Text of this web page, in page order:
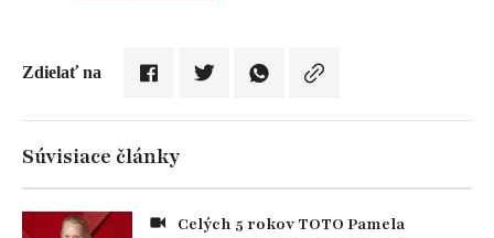
Zdielať na
Súvisiace články